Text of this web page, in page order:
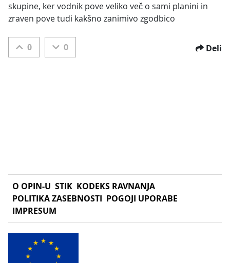
skupine, ker vodnik pove veliko več o sami planini in
zraven pove tudi kakšno zanimivo zgodbico
0 0 Deli
O OPIN-U STIK KODEKS RAVNANJA
POLITIKA ZASEBNOSTI POGOJI UPORABE
IMPRESUM